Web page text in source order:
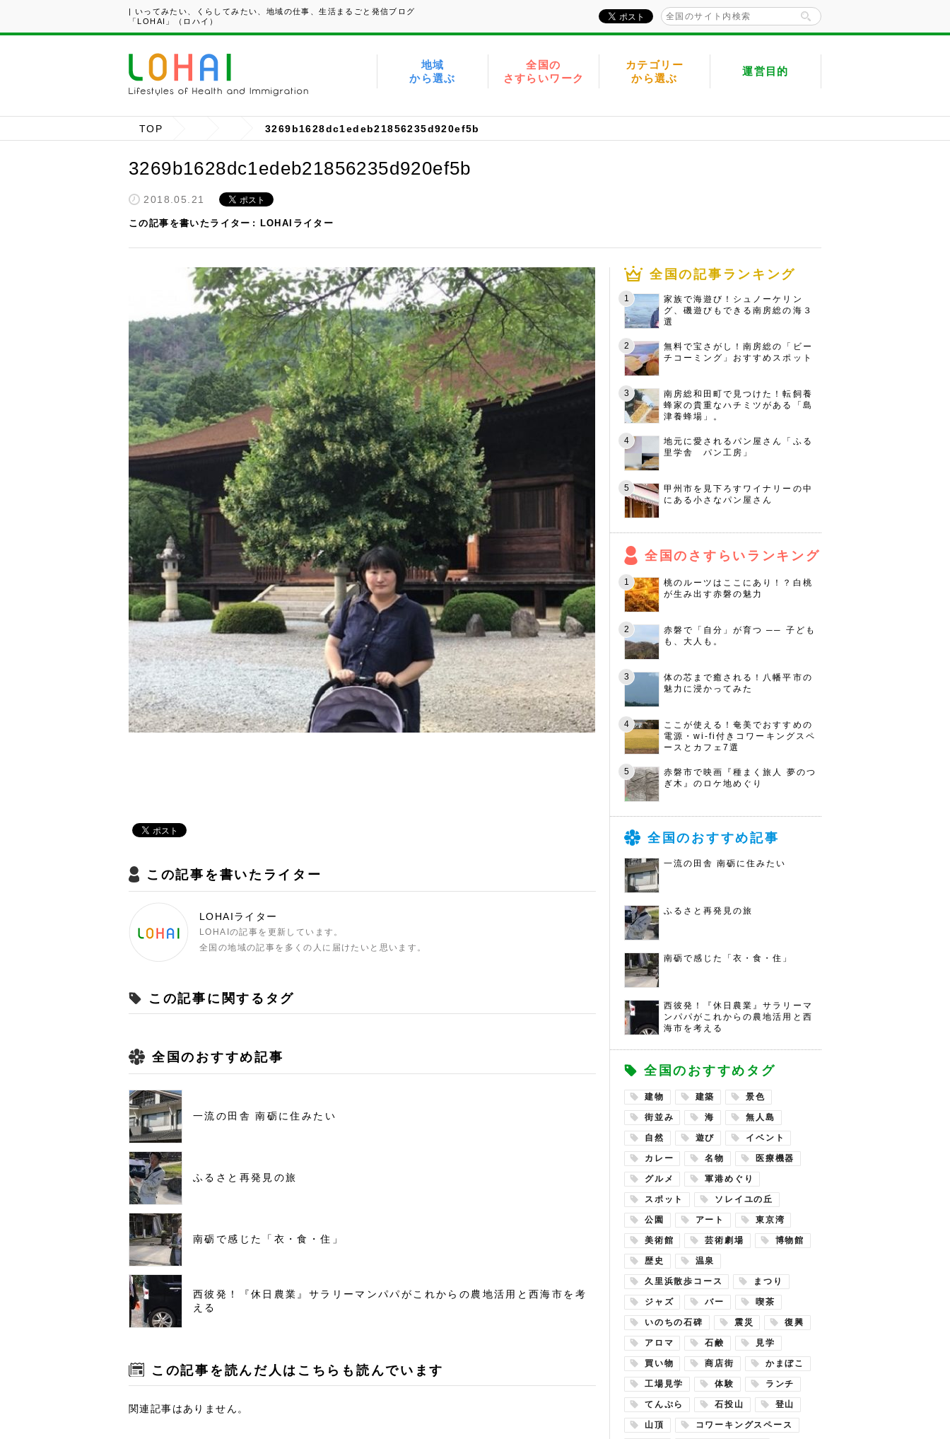
| いってみたい、くらしてみたい、地域の仕事、生活まるごと発信ブログ
「LOHAI」（ロハイ）
地域
から選ぶ
全国の
さすらいワーク
カテゴリー
から選ぶ
運営目的
TOP 3269b1628dc1edeb21856235d920ef5b
3269b1628dc1edeb21856235d920ef5b
2018.05.21
この記事を書いたライター LOHAIライター
この記事を書いたライター
LOHAIライター
LOHAIの記事を更新しています。
全国の地域の記事を多くの人に届けたいと思います。
この記事に関するタグ
全国のおすすめ記事
一流の田舎 南砺に住みたい
ふるさと再発見の旅
南砺で感じた「衣・食・住」
西彼発！『休日農業』サラリーマンパパがこれからの農地活用と西海市を考
える
この記事を読んだ人はこちらも読んでいます
関連記事はありません。
全国の記事ランキング
家族で海遊び！シュノーケリン
グ、磯遊びもできる南房総の海３
選
無料で宝さがし！南房総の「ビー
チコーミング」おすすめスポット
南房総和田町で見つけた！転飼養
蜂家の貴重なハチミツがある「島
津養蜂場」。
地元に愛されるパン屋さん「ふる
里学舎 パン工房」
甲州市を見下ろすワイナリーの中
にある小さなパン屋さん
全国のさすらいランキング
桃のルーツはここにあり！？白桃
が生み出す赤磐の魅力
赤磐で「自分」が育つ ── 子ども
も、大人も。
体の芯まで癒される！八幡平市の
魅力に浸かってみた
ここが使える！奄美でおすすめの
電源・wi-fi付きコワーキングスペ
ースとカフェ7選
赤磐市で映画『種まく旅人 夢のつ
ぎ木』のロケ地めぐり
全国のおすすめ記事
一流の田舎 南砺に住みたい
ふるさと再発見の旅
南砺で感じた「衣・食・住」
西彼発！『休日農業』サラリーマ
ンパパがこれからの農地活用と西
海市を考える
全国のおすすめタグ
建物 建築 景色
街並み 海 無人島
自然 遊び イベント
カレー 名物 医療機器
グルメ 軍港めぐり
スポット ソレイユの丘
公園 アート 東京湾
美術館 芸術劇場 博物館
歴史 温泉
久里浜散歩コース まつり
ジャズ バー 喫茶
いのちの石碑 震災 復興
アロマ 石鹸 見学
買い物 商店街 かまぼこ
工場見学 体験 ランチ
てんぷら 石投山 登山
山頂 コワーキングスペース